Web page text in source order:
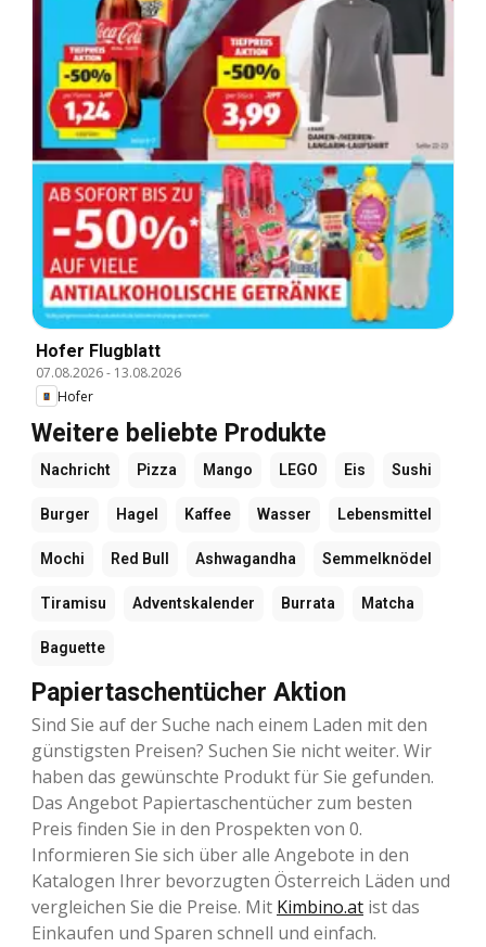
Hofer Flugblatt
07.08.2026- 13.08.2026
Hofer
Weitere beliebte Produkte
Nachricht Pizza Mango LEGO Eis Sushi
Burger Hagel Kaffee Wasser Lebensmittel
Mochi Red Bull Ashwagandha Semmelknödel
Tiramisu Adventskalender Burrata Matcha
Baguette
Papiertaschentücher Aktion
Sind Sie auf der Suche nach einem Laden mit den
günstigsten Preisen? Suchen Sie nicht weiter. Wir
haben das gewünschte Produkt für Sie gefunden.
Das Angebot Papiertaschentücher zum besten
Preis finden Sie in den Prospekten von 0.
Informieren Sie sich über alle Angebote in den
Katalogen Ihrer bevorzugten Österreich Läden und
vergleichen Sie die Preise. Mit Kimbino.at ist das
Einkaufen und Sparen schnell und einfach.